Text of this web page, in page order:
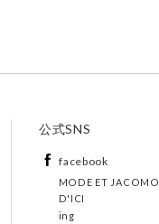
公式SNS
facebook
MODE ET JACOMO
D'ICI
ing